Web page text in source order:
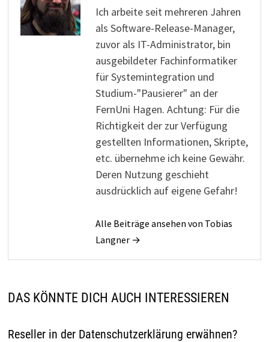
Ich arbeite seit mehreren Jahren
als Software-Release-Manager,
zuvor als IT-Administrator, bin
ausgebildeter Fachinformatiker
für Systemintegration und
Studium-"Pausierer" an der
FernUni Hagen. Achtung: Für die
Richtigkeit der zur Verfügung
gestellten Informationen, Skripte,
etc. übernehme ich keine Gewähr.
Deren Nutzung geschieht
ausdrücklich auf eigene Gefahr!
Alle Beiträge ansehen von Tobias
Langner →
DAS KÖNNTE DICH AUCH INTERESSIEREN
Reseller in der Datenschutzerklärung erwähnen?